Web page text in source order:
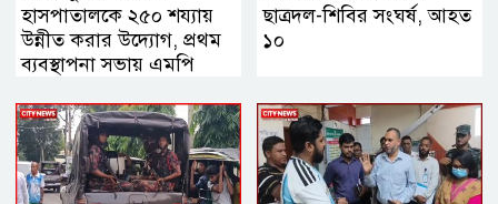
হাসপাতালকে ২৫০ শয্যায়
উন্নীত করার উদ্যোগ, প্রথম
ব্যবস্থাপনা সভায় এমপি
ছাত্রদল-শিবির সংঘর্ষ, আহত
১০